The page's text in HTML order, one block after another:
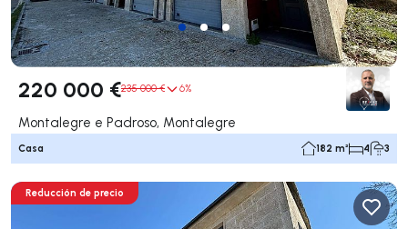
220 000 €235 000 € 6%
Montalegre e Padroso, Montalegre
Casa 182 m² 4 3
Reducción de precio